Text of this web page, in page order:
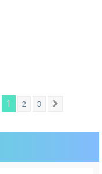
1 2 3